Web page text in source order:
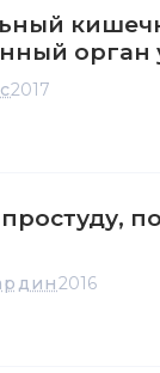
орган
2017
2016